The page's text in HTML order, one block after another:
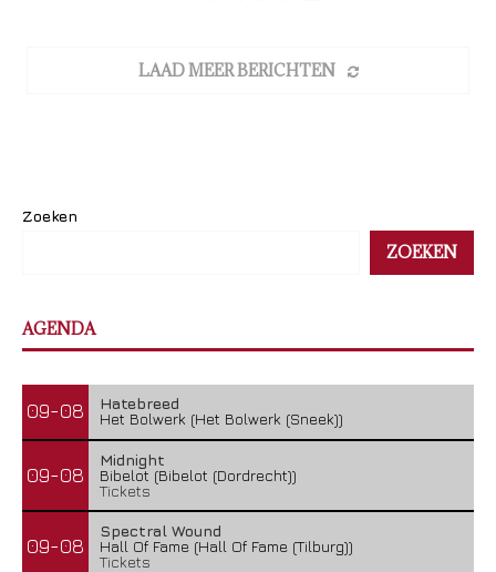
LAAD MEER BERICHTEN
Zoeken
ZOEKEN
AGENDA
09-08
Hatebreed
Het Bolwerk (Het Bolwerk (Sneek))
09-08
Midnight
Bibelot (Bibelot (Dordrecht))
Tickets
09-08
Spectral Wound
Hall Of Fame (Hall Of Fame (Tilburg))
Tickets